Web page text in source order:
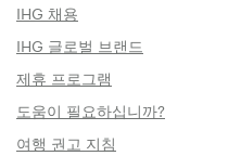
IHG 채용
IHG 글로벌 브랜드
제휴 프로그램
도움이 필요하십니까?
여행 권고 지침